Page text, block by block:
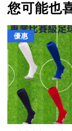
您可能也
優惠